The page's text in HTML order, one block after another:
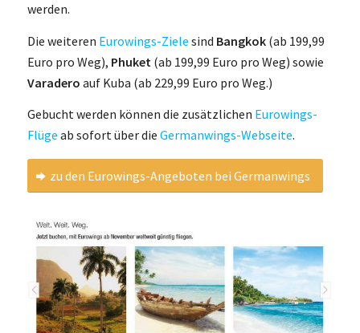
werden.
Die weiteren Eurowings-Ziele sind Bangkok(ab 199,99
Euro pro Weg), Phuket (ab 199,99 Euro pro Weg) sowie
Varadero auf Kuba (ab 229,99 Euro pro Weg.)
Gebucht werden können die zusätzlichen Eurowings-
Flüge ab sofort über die Germanwings-Webseite.
zu den Eurowings-Angeboten bei Germanwings